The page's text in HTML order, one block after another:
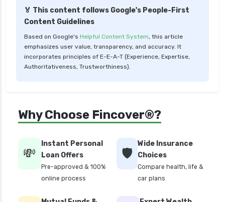
health insurance udaipur
health insurance vadodara
health insurance varanasi
health insurance vs medical insurance
how health insurance works in india
how to apply health insurance in india
how to cancel health insurance policy
how to check star health insurance policy
status
iifl health insurance
individual health insurance policy
🏅 This content follows Google's People-First
Content Guidelines
Based on Google's Helpful Content System, this article
emphasizes user value, transparency, and accuracy. It
incorporates principles of E-E-A-T (Experience, Expertise,
Authoritativeness, Trustworthiness).
Why Choose Fincover®?
💸
Instant Personal
Loan Offers
Pre-approved & 100%
online process
🛡️
Wide Insurance
Choices
Compare health, life &
car plans